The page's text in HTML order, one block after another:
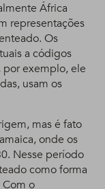
África
representações
Os
a códigos
por exemplo, ele
usam os
mas é fato
onde os
Nesse período
como forma
Com o